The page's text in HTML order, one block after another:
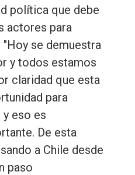
política que debe
actores para
se demuestra
y todos estamos
claridad que esta
para
eso es
De esta
a Chile desde
paso